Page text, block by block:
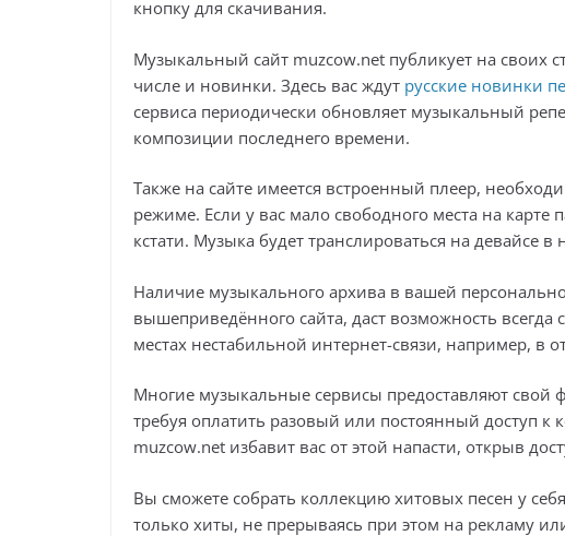
кнопку для скачивания.
Музыкальный сайт muzcow.net публикует на своих
числе и новинки. Здесь вас ждут русские новинки
сервиса периодически обновляет музыкальный
композиции последнего времени.
Также на сайте имеется встроенный плеер,
режиме. Если у вас мало свободного места на
кстати. Музыка будет транслироваться на девайсе
Наличие музыкального архива в вашей
вышеприведённого сайта, даст возможность
местах нестабильной интернет-связи, например, в
Многие музыкальные сервисы предоставляют свой
требуя оплатить разовый или постоянный доступ к
muzcow.net избавит вас от этой напасти, открыв
Вы сможете собрать коллекцию хитовых песен у
только хиты, не прерываясь при этом на рекламу